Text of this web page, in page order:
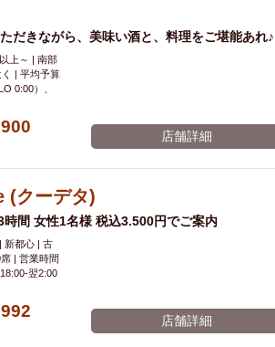
5000円以上コース 地中海料理
鍋
イレあり
（給料日）
ジンギスカン
イタリアン
古島駅周辺
パクチー 炉端焼き
ふぐ料理
SEA
バイキング（ビュッフェ）
本そば 冬限定メニュー
おでん
ムフライデー
ット 首里駅周辺
造形集団
だきながら、美味い酒と、料理をご堪能あれ♪
上～ | 南部
| 平均予算
0:00）、
店舗詳細
(クーデタ)
間 女性1名様 税込3.500円でご案内
新都心 | 古
| 営業時間
翌2:00
店舗詳細